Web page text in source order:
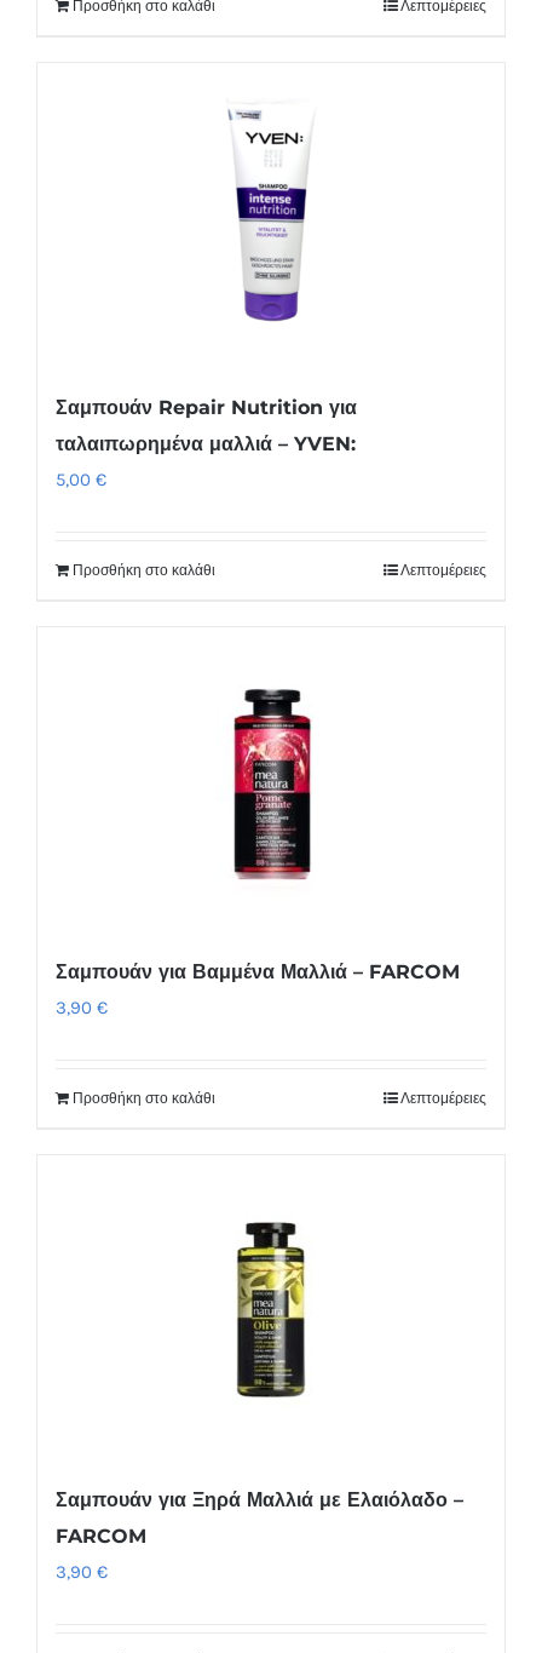
Προσθήκη στο καλάθι Λεπτομέρειες
Σαμπουάν Repair Nutrition για
ταλαιπωρημένα μαλλιά – YVEN:
5,00 €
Προσθήκη στο καλάθι Λεπτομέρειες
Σαμπουάν για Βαμμένα Μαλλιά – FARCOM
3,90 €
Προσθήκη στο καλάθι Λεπτομέρειες
Σαμπουάν για Ξηρά Μαλλιά με Ελαιόλαδο –
FARCOM
3,90 €